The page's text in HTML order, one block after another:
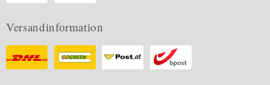
Versandinformation